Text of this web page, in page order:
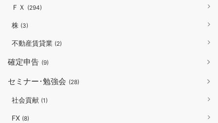
ＦＸ (294)
株 (3)
不動産賃貸業 (2)
確定申告 (9)
セミナー･勉強会 (28)
社会貢献 (1)
FX (8)